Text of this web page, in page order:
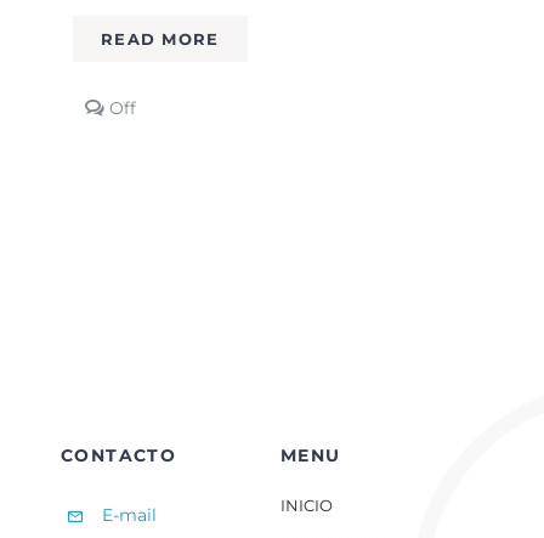
READ MORE
OffComments
CONTACTO
E-mail
MENU
INICIO